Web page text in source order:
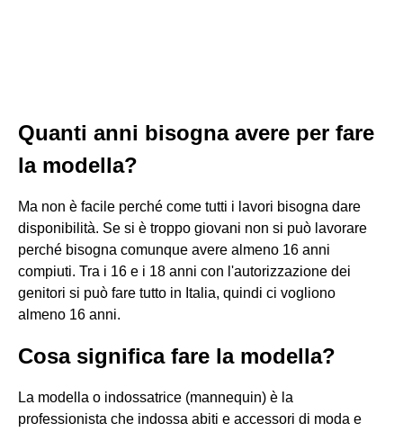
Quanti anni bisogna avere per fare
la modella?
Ma non è facile perché come tutti i lavori bisogna dare
disponibilità. Se si è troppo giovani non si può lavorare
perché bisogna comunque avere almeno 16 anni
compiuti. Tra i 16 e i 18 anni con l'autorizzazione dei
genitori si può fare tutto in Italia, quindi ci vogliono
almeno 16 anni.
Cosa significa fare la modella?
La modella o indossatrice (mannequin) è la
professionista che indossa abiti e accessori di moda e